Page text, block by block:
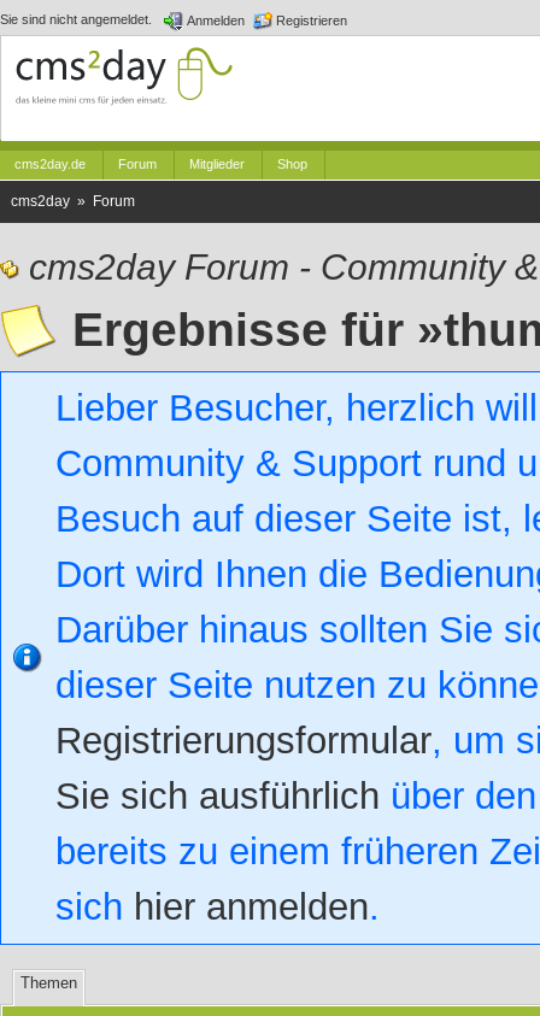
Sie sind nicht angemeldet. Anmelden Registrieren
cms2day.de Forum Mitglieder Shop
cms2day » Forum
cms2day Forum - Community
Ergebnisse für
Lieber Besucher, herzlich
Community & Support rund
Besuch auf dieser Seite ist,
Dort wird Ihnen die
Darüber hinaus sollten Sie
dieser Seite nutzen zu
Registrierungsformular, um
Sie sich ausführlich über
bereits zu einem früheren
sich hier anmelden.
Themen